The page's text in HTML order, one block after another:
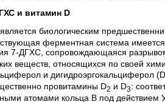
и витамин D
биологическим
ферментная система
7-ДГХС, сопровождающаяся
веществ, относящихся по своей
и дигидроэргокальциферол (D
провитамины D2 и D3:
атомами кольца В под